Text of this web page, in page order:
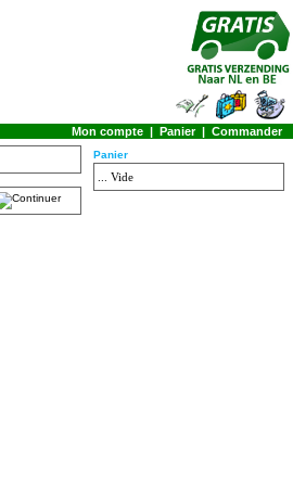
Mon compte | Panier| Commander
Panier
... Vide